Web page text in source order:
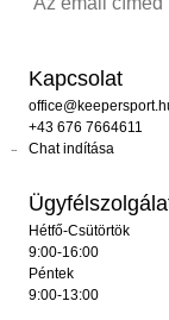
Kapcsolat
+43 676 7664611
Chat indítása
Hétfő-Csütörtök
9:00-16:00
Péntek
9:00-13:00